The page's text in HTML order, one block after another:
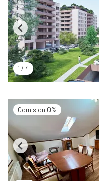
1 / 4
Previous
Comision 0%
Previous